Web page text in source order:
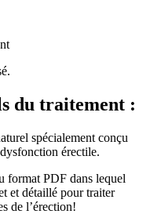
du traitement :
spécialement conçu
érectile.
format PDF dans lequel
et détaillé pour traiter
de l’érection!